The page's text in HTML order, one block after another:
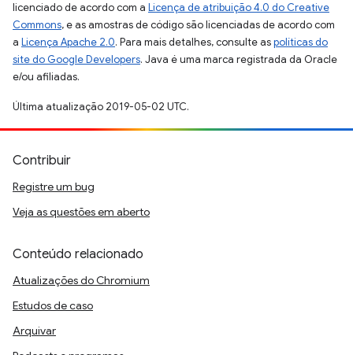
licenciado de acordo com a Licença de atribuição 4.0 do Creative
Commons, e as amostras de código são licenciadas de acordo com
a Licença Apache 2.0. Para mais detalhes, consulte aspolíticas do
site do Google Developers. Java é uma marca registrada da Oracle
e/ou afiliadas.
Última atualização 2019-05-02 UTC.
Contribuir
Registre um bug
Veja as questões em aberto
Conteúdo relacionado
Atualizações do Chromium
Estudos de caso
Arquivar